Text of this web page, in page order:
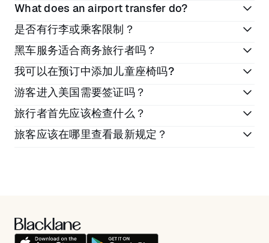
在线预订或通过 Blacklane 应用预订
输入您希望的日期和地点
查看各车型档次的费率
完成预订。所有价格均已包含税费、服务费和过路费
What does an airport transfer do?
An airport transfer is a private car service which
takes air passengers to and from the airport from a
city or transport hub. Professional airport transfer
services like Blacklane offer chauffeur-driven
vehicles to pick up passengers in the terminal after
they collect their luggage, or drop them off to their
company Blacklane is ideally suited to airport
是否有行李或乘客限制？
您的行李只受限於所預訂車輛的行李箱大小。我們的
「商務艙」和「頭等艙」車輛最多可舒適地容納 3 名乘
客，而我們的「商務箱車艙」最多可容納 5 名乘客的團
體和家庭。
黑车服务适合商务旅行者吗？
是的，我们的服务非常适合商务旅行——大多数车辆均
配备Wi-Fi和瓶装水等便利设施，提供最大程度的隐私保
护，行李协助服务，以及高效的路线规划。
我可以在预订中添加儿童座椅吗?
是的，这是可能的。 请在“给司机的备注”字段中添加所
需的儿童座椅，我们将尽量提前安排儿童座椅。
游客进入美国需要签证吗？
这取决于您的国籍和护照。部分旅客可通过美国免签计
划入境，而其他旅客则需要办理访客签证，通常为B-
旅行者首先应该检查什么？
旅客应首先确认其本国是否属于“免签计划”的成员国。如
旅客应该在哪里查看最新规定？